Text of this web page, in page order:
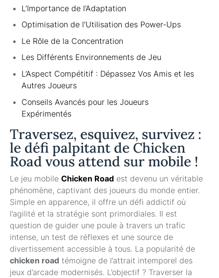
L’Importance de l’Adaptation
Optimisation de l’Utilisation des Power-Ups
Le Rôle de la Concentration
Les Différents Environnements de Jeu
L’Aspect Compétitif : Dépassez Vos Amis et les
Autres Joueurs
Conseils Avancés pour les Joueurs
Expérimentés
Traversez, esquivez, survivez :
le défi palpitant de Chicken
Road vous attend sur mobile !
Le jeu mobile Chicken Road est devenu un véritable
phénomène, captivant des joueurs du monde entier.
Simple en apparence, il offre un défi addictif où
l’agilité et la stratégie sont primordiales. Il est
question de guider une poule à travers un trafic
intense, un test de réflexes et une source de
divertissement accessible à tous. La popularité de
chicken road témoigne de l’attrait intemporel des
jeux d’arcade modernisés. L’objectif ? Traverser la